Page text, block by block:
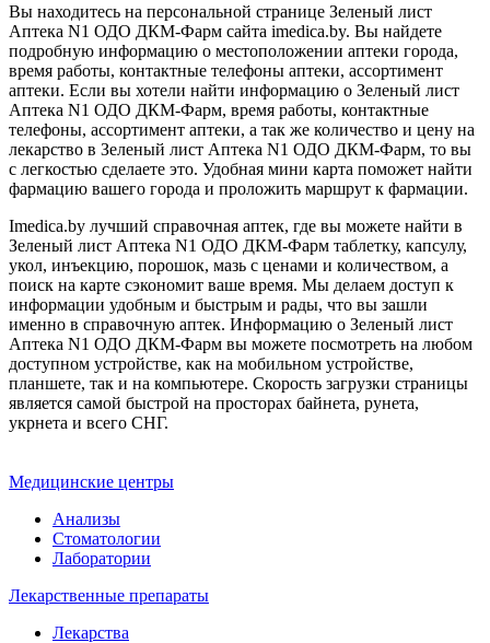
Вы находитесь на персональной странице Зеленый лист
Аптека N1 ОДО ДКМ-Фарм сайта imedica.by. Вы найдете
подробную информацию о местоположении аптеки города,
время работы, контактные телефоны аптеки, ассортимент
аптеки. Если вы хотели найти информацию о Зеленый лист
Аптека N1 ОДО ДКМ-Фарм, время работы, контактные
телефоны, ассортимент аптеки, а так же количество и цену на
лекарство в Зеленый лист Аптека N1 ОДО ДКМ-Фарм, то вы
с легкостью сделаете это. Удобная мини карта поможет найти
фармацию вашего города и проложить маршрут к фармации.
Imedica.by лучший справочная аптек, где вы можете найти в
Зеленый лист Аптека N1 ОДО ДКМ-Фарм таблетку, капсулу,
укол, инъекцию, порошок, мазь с ценами и количеством, а
поиск на карте сэкономит ваше время. Мы делаем доступ к
информации удобным и быстрым и рады, что вы зашли
именно в справочную аптек. Информацию о Зеленый лист
Аптека N1 ОДО ДКМ-Фарм вы можете посмотреть на любом
доступном устройстве, как на мобильном устройстве,
планшете, так и на компьютере. Скорость загрузки страницы
является самой быстрой на просторах байнета, рунета,
укрнета и всего СНГ.
Медицинские центры
Анализы
Стоматологии
Лаборатории
Лекарственные препараты
Лекарства